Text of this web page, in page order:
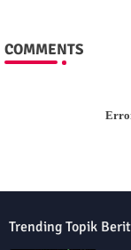
COMMENTS
Trending Topik